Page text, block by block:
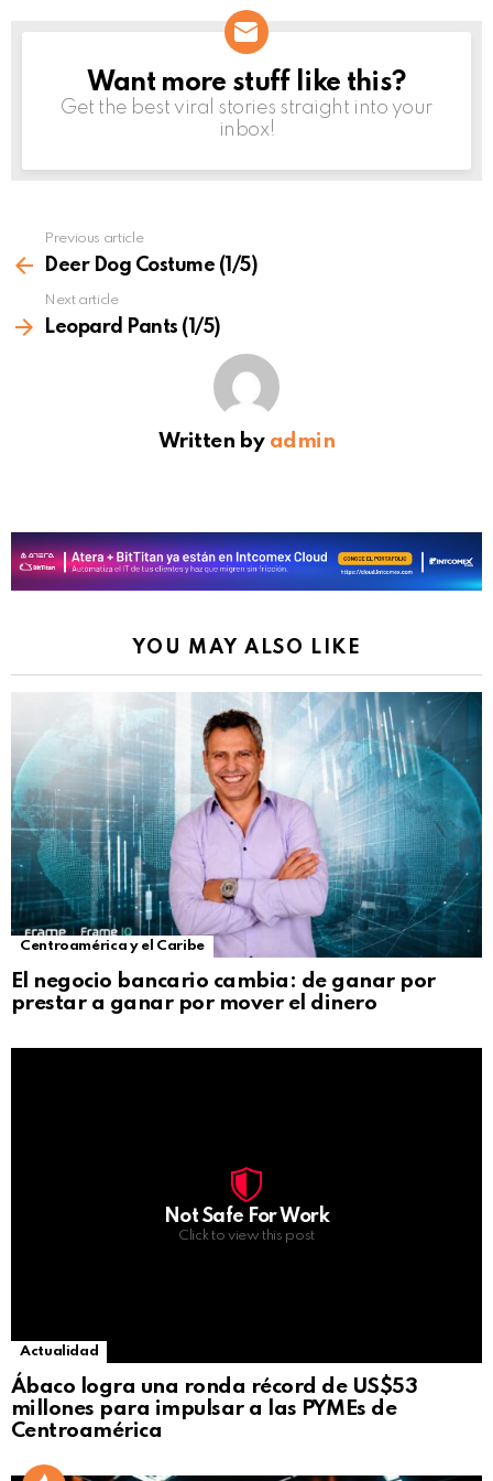
NEWSLETTER
Want more stuff like this?
Get the best viral stories straight into your
inbox!
more
Previous article
Deer Dog Costume (1/5)
Next article
Leopard Pants (1/5)
Written by admin
YOU MAY ALSO LIKE
Centroamérica y el Caribe
El negocio bancario cambia: de ganar por
prestar a ganar por mover el dinero
Not Safe For Work
Click to view this post
Actualidad
Ábaco logra una ronda récord de US$53
millones para impulsar a las PYMEs de
Centroamérica